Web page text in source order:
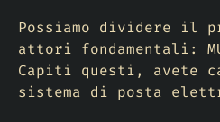
Possiamo dividere il
attori fondamentali:
Capiti questi, avete
sistema di posta